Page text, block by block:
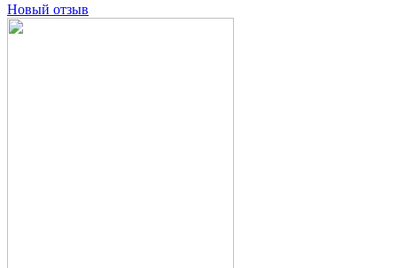
Новый отзыв